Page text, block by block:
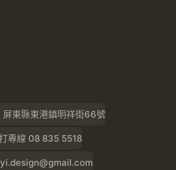
東縣東港鎮明祥街66號
專線 08 835 5518